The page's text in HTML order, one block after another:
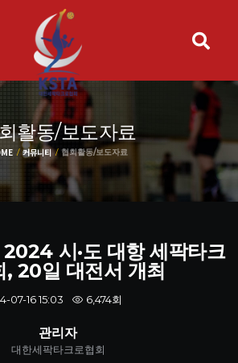
활동/보도자료
커뮤니티 협회활동/보도자료
시·도 대항 세팍타크
, 20일 대전서 개최
07-16 15:03 6,474회
관리자
대한세팍타크로협회